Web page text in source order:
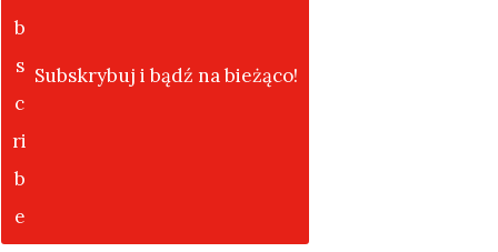
Subskrybuj i bądź na bieżąco!